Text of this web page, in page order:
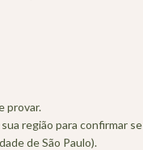
provar.
região para confirmar se
de São Paulo).